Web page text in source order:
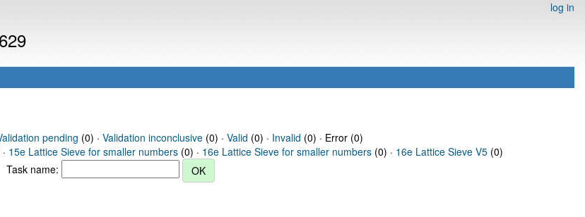
log in
pending (0) · Validation inconclusive(0) · Valid (0) · Invalid (0) · Error (0)
15e Lattice Sieve for smaller numbers (0) · 16e Lattice Sieve for smaller numbers (0) · 16e Lattice Sieve V5 (0)
Task name: